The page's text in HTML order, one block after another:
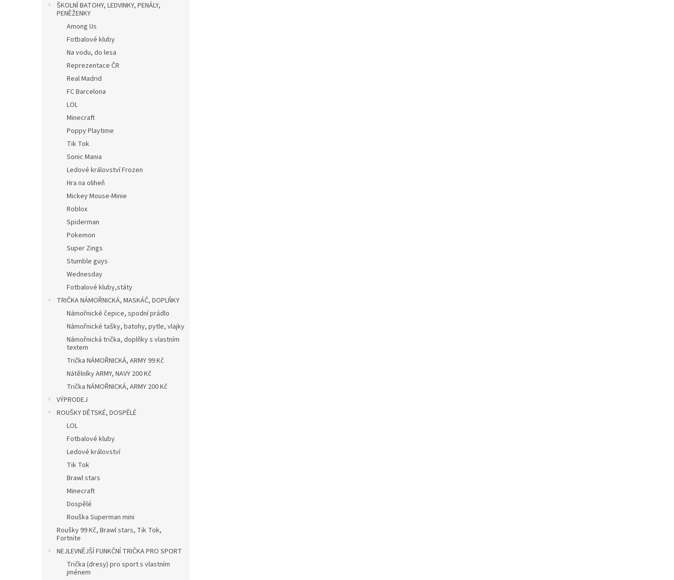
ŠKOLNÍ BATOHY, LEDVINKY, PENÁLY,
PENĚŽENKY
Among Us
Fotbalové kluby
Na vodu, do lesa
Reprezentace ČR
Real Madrid
FC Barcelona
LOL
Minecraft
Poppy Playtime
Tik Tok
Sonic Mania
Ledové království Frozen
Hra na oliheň
Mickey Mouse-Minie
Roblox
Spiderman
Pokemon
Super Zings
Stumble guys
Wednesday
Fotbalové kluby,státy
TRIČKA NÁMOŘNICKÁ, MASKÁČ, DOPLŇKY
Námořnické čepice, spodní prádlo
Námořnické tašky, batohy, pytle, vlajky
Námořnická trička, doplňky s vlastním
textem
Trička NÁMOŘNICKÁ, ARMY 99 Kč
Nátělníky ARMY, NAVY 200 Kč
Trička NÁMOŘNICKÁ, ARMY 200 Kč
VÝPRODEJ
ROUŠKY DĚTSKÉ, DOSPĚLÉ
LOL
Fotbalové kluby
Ledové království
Tik Tok
Brawl stars
Minecraft
Dospělé
Rouška Superman mini
Roušky 99 Kč, Brawl stars, Tik Tok,
Fortnite
NEJLEVNĚJŠÍ FUNKČNÍ TRIČKA PRO SPORT
Trička (dresy) pro sport s vlastním
jménem